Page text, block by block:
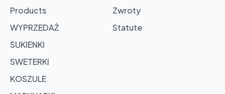
Browse
products
Products
WYPRZEDAŻ
SUKIENKI
SWETERKI
KOSZULE
Zwroty
Statute